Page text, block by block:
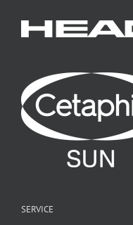
SERVICE